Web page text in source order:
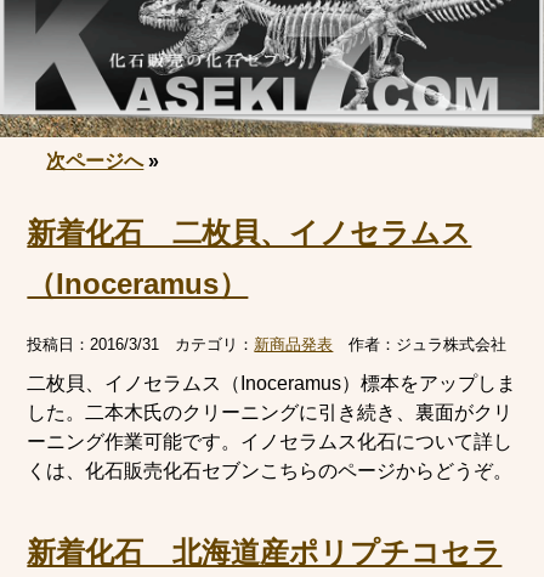
次ページへ»
新着化石 二枚貝、イノセラムス
（Inoceramus）
投稿日：2016/3/31 カテゴリ： 新商品発表 作者： ジュラ株式会社
二枚貝、イノセラムス（Inoceramus）標本をアップしま
した。二本木氏のクリーニングに引き続き、裏面がクリ
ーニング作業可能です。イノセラムス化石について詳し
くは、化石販売化石セブンこちらのページからどうぞ。
新着化石 北海道産ポリプチコセラ